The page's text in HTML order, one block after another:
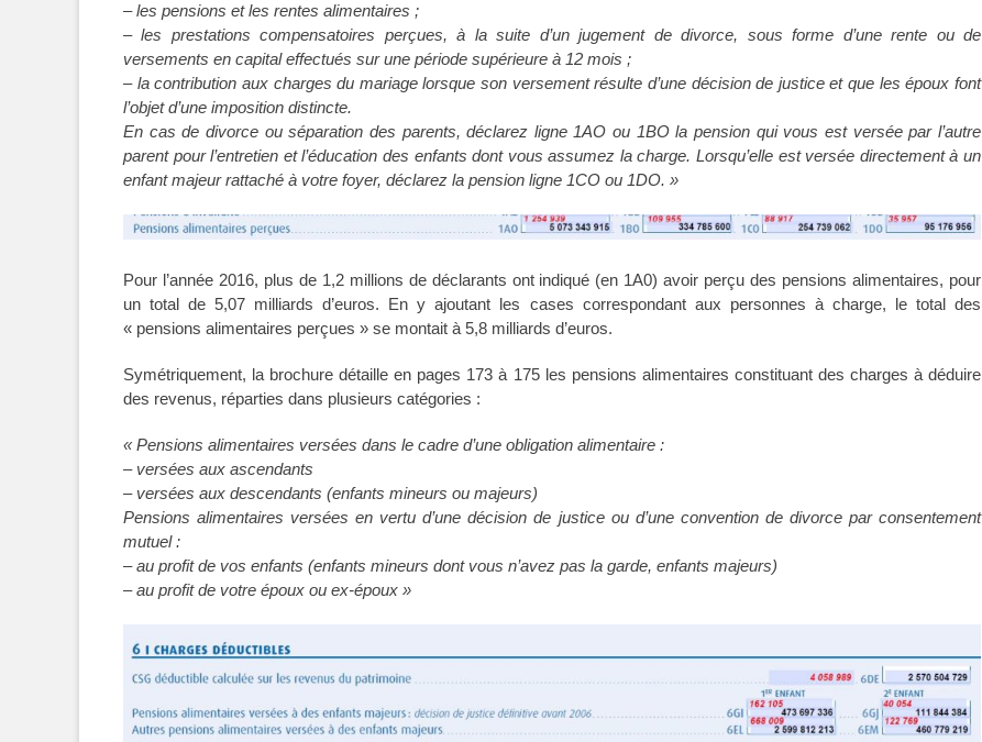
– les pensions et les rentes alimentaires ;
– les prestations compensatoires perçues, à la suite d’un jugement de divorce, sous forme d’une rente ou de
versements en capital effectués sur une période supérieure à 12 mois ;
– la contribution aux charges du mariage lorsque son versement résulte d’une décision de justice et que les époux font
l’objet d’une imposition distincte.
En cas de divorce ou séparation des parents, déclarez ligne 1AO ou 1BO la pension qui vous est versée par l’autre
parent pour l’entretien et l’éducation des enfants dont vous assumez la charge. Lorsqu’elle est versée directement à un
enfant majeur rattaché à votre foyer, déclarez la pension ligne 1CO ou 1DO. »
Pour l’année 2016, plus de 1,2 millions de déclarants ont indiqué (en 1A0) avoir perçu des pensions alimentaires, pour
un total de 5,07 milliards d’euros. En y ajoutant les cases correspondant aux personnes à charge, le total des
« pensions alimentaires perçues » se montait à 5,8 milliards d’euros.
Symétriquement, la brochure détaille en pages 173 à 175 les pensions alimentaires constituant des charges à déduire
des revenus, réparties dans plusieurs catégories :
« Pensions alimentaires versées dans le cadre d’une obligation alimentaire :
– versées aux ascendants
– versées aux descendants (enfants mineurs ou majeurs)
Pensions alimentaires versées en vertu d’une décision de justice ou d’une convention de divorce par consentement
mutuel :
– au profit de vos enfants (enfants mineurs dont vous n’avez pas la garde, enfants majeurs)
– au profit de votre époux ou ex-époux »